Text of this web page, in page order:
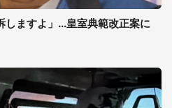
しますよ」...皇室典範改正案に